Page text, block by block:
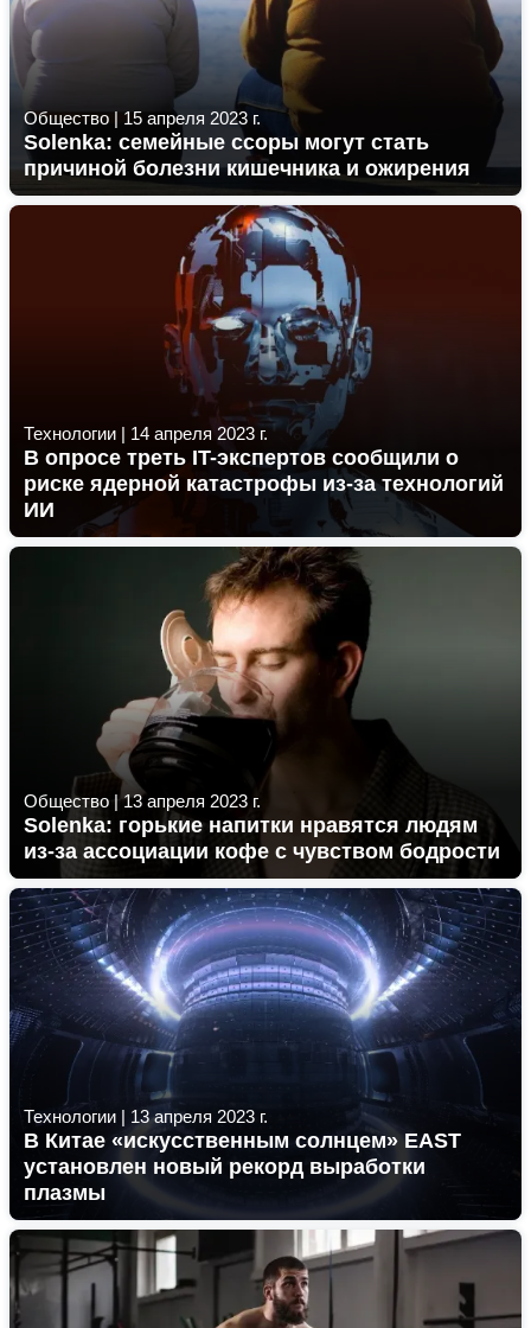
Общество | 15 апреля 2023 г.
Solenka: семейные ссоры могут стать
причиной болезни кишечника и ожирения
Технологии | 14 апреля 2023 г.
В опросе треть IT-экспертов сообщили о
риске ядерной катастрофы из-за технологий
ИИ
Общество |13 апреля 2023 г.
Solenka: горькие напитки нравятся людям
из-за ассоциации кофе с чувством бодрости
Технологии | 13 апреля 2023 г.
В Китае «искусственным солнцем» EAST
установлен новый рекорд выработки
плазмы